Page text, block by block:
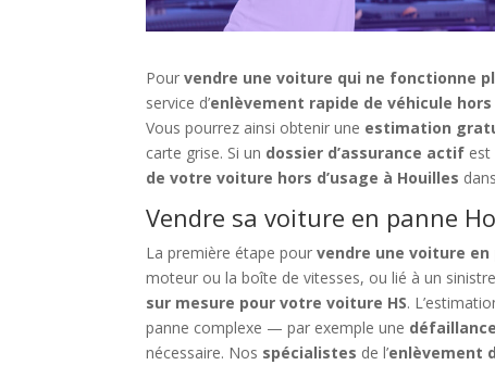
Pourvendre une voiture qui ne fonctionne
service d’enlèvement rapide de véhicule hors
Vous pourrez ainsi obtenir une estimation
carte grise. Si un dossier d’assurance actif est
de votre voiture hors d’usage à Houilles
Vendre sa voiture en panne
La première étape pourvendre une voiture en
moteur ou la boîte de vitesses, ou lié à un
sur mesure pour votre voiture HS.
panne complexe — par exemple une
nécessaire. Nos spécialistes de l’enlèvement